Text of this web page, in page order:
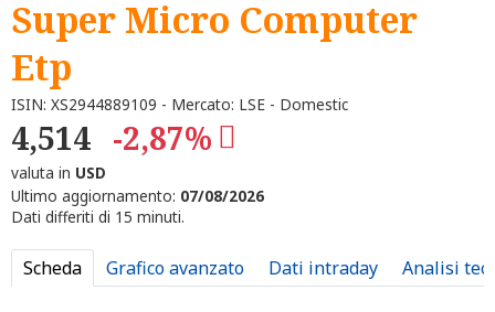
Super Micro Computer
Etp
ISIN: XS2944889109 - Mercato: LSE - Domestic
4,514 -2,87%
valuta in USD
Ultimo aggiornamento: 07/08/2026
Dati differiti di 15 minuti.
Scheda Grafico avanzato Dati intraday Analisi